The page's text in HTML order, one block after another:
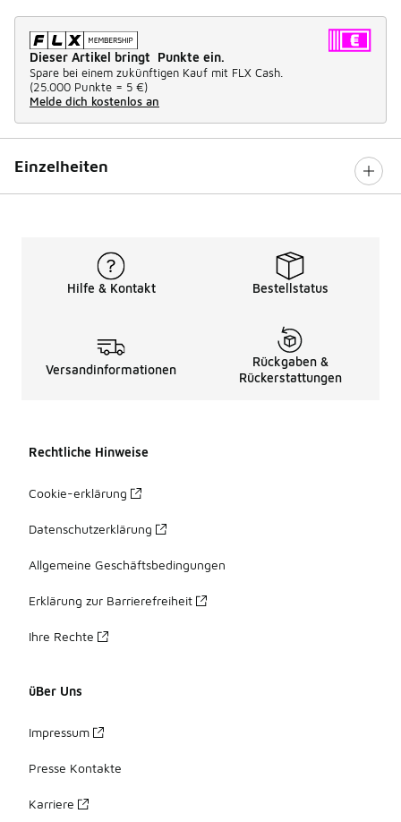
Dieser Artikel bringt Punkte ein.
Spare bei einem zukünftigen Kauf mit FLX Cash.
(25.000 Punkte = 5 €)
Melde dich kostenlos an
Einzelheiten
Hilfe & Kontakt Bestellstatus
Versandinformationen
Rückgaben &
Rückerstattungen
Rechtliche Hinweise
Cookie-erklärung
Datenschutzerklärung
Allgemeine Geschäftsbedingungen
Erklärung zur Barrierefreiheit
Ihre Rechte
üBer Uns
Impressum
Presse Kontakte
Karriere